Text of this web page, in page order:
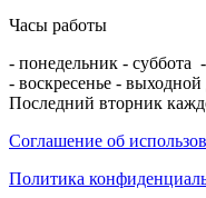
Часы работы
- понедельник - суббота
- воскресенье - выходной
Последний вторник
Соглашение об
Политика